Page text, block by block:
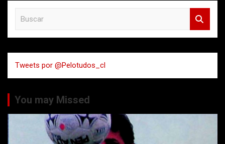
a
r
Tweets por @Pelotudos_cl
You may Missed